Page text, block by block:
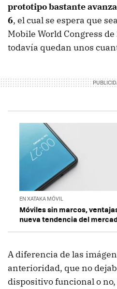
prototipo bastante
6, el cual se espera que
Mobile World Congress
todavía quedan unos
EN XATAKA MÓVIL
Móviles sin marcos,
nueva tendencia del
A diferencia de las
anterioridad, que no
dispositivo funcional o